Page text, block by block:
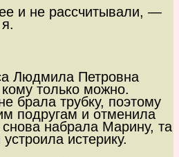
и не рассчитывали, —
Людмила Петровна
только можно.
брала трубку, поэтому
подругам и отменила
набрала Марину, та
истерику.